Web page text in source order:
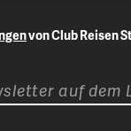
von Club Reisen
auf dem